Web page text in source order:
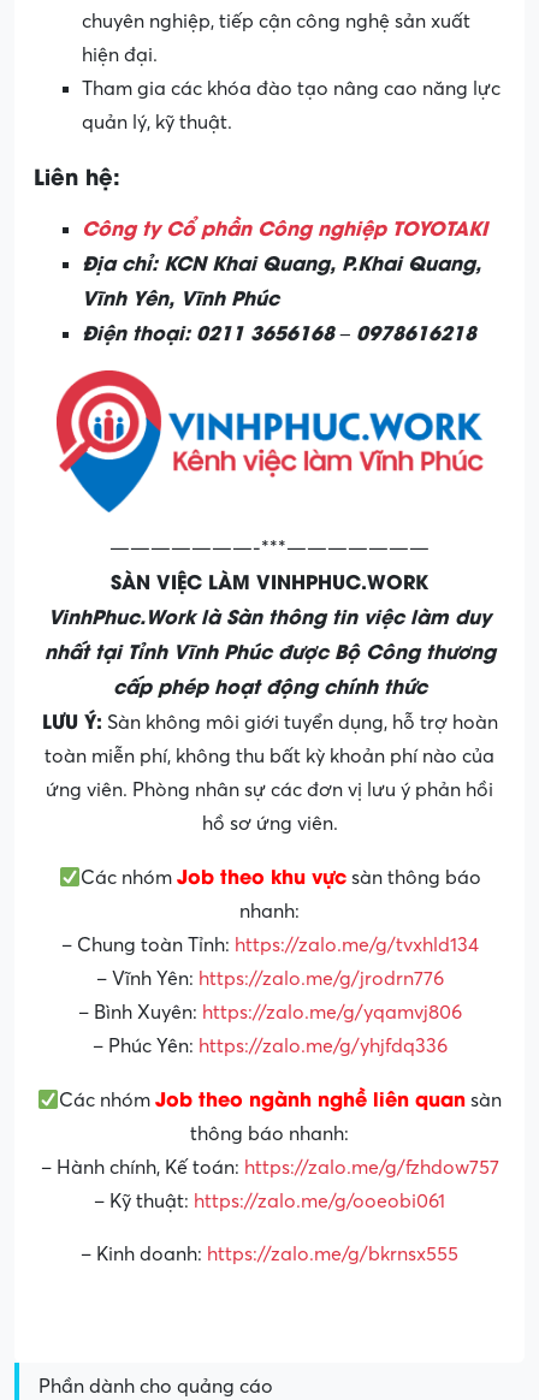
chuyên nghiệp, tiếp cận công nghệ sản xuất
hiện đại.
Tham gia các khóa đào tạo nâng cao năng lực
quản lý, kỹ thuật.
Liên hệ:
Công ty Cổ phần Công nghiệp TOYOTAKI
Địa chỉ: KCN Khai Quang, P.Khai Quang,
Vĩnh Yên, Vĩnh Phúc
Điện thoại: 0211 3656168 – 0978616218
———————-***———————
SÀN VIỆC LÀM VINHPHUC.WORK
VinhPhuc.Work là Sàn thông tin việc làm duy
nhất tại Tỉnh Vĩnh Phúc được Bộ Công thương
cấp phép hoạt động chính thức
LƯU Ý: Sàn không môi giới tuyển dụng, hỗ trợ hoàn
toàn miễn phí, không thu bất kỳ khoản phí nào của
ứng viên. Phòng nhân sự các đơn vị lưu ý phản hồi
hồ sơ ứng viên.
Các nhóm Job theo khu vựcsàn thông báo
nhanh:
– Chung toàn Tỉnh: https://zalo.me/g/tvxhld134
– Vĩnh Yên: https://zalo.me/g/jrodrn776
– Bình Xuyên: https://zalo.me/g/yqamvj806
– Phúc Yên: https://zalo.me/g/yhjfdq336
Các nhómJob theo ngành nghề liên quan sàn
thông báo nhanh:
– Hành chính, Kế toán: https://zalo.me/g/fzhdow757
– Kỹ thuật: https://zalo.me/g/ooeobi061
– Kinh doanh: https://zalo.me/g/bkrnsx555
Phần dành cho quảng cáo